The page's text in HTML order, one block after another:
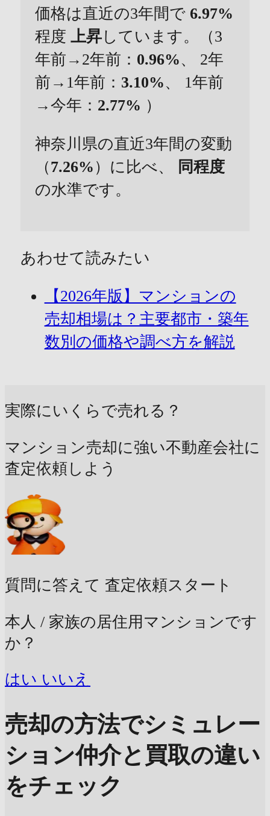
価格は直近の3年間で 6.97%
程度 上昇しています。（3
年前→2年前： 0.96%、 2年
前→1年前： 3.10%、 1年前
→今年： 2.77% ）
神奈川県の直近3年間の変動
（7.26% ）に比べ、
同程度
の水準です。
あわせて読みたい
【2026年版】マンションの
売却相場は？主要都市・築年
数別の価格や調べ方を解説
実際にいくらで売れる？
マンション売却に強い不動産会社に
査定依頼しよう
質問に答えて 査定依頼スタート
本人 / 家族の居住用マンションです
か？
はい いいえ
売却の方法でシミュレー
ション仲介と買取の違い
をチェック